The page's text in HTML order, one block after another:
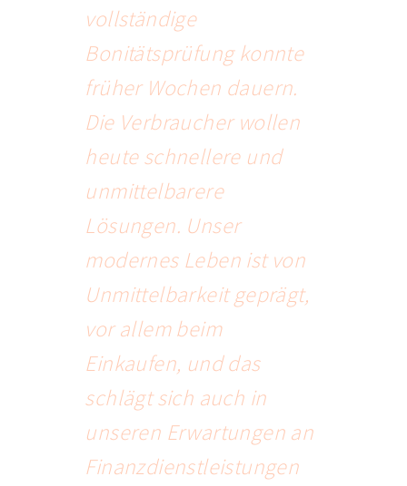
vollständige
Bonitätsprüfung konnte
früher Wochen dauern.
Die Verbraucher wollen
heute schnellere und
unmittelbarere
Lösungen. Unser
modernes Leben ist von
Unmittelbarkeit geprägt,
vor allem beim
Einkaufen, und das
schlägt sich auch in
unseren Erwartungen an
Finanzdienstleistungen